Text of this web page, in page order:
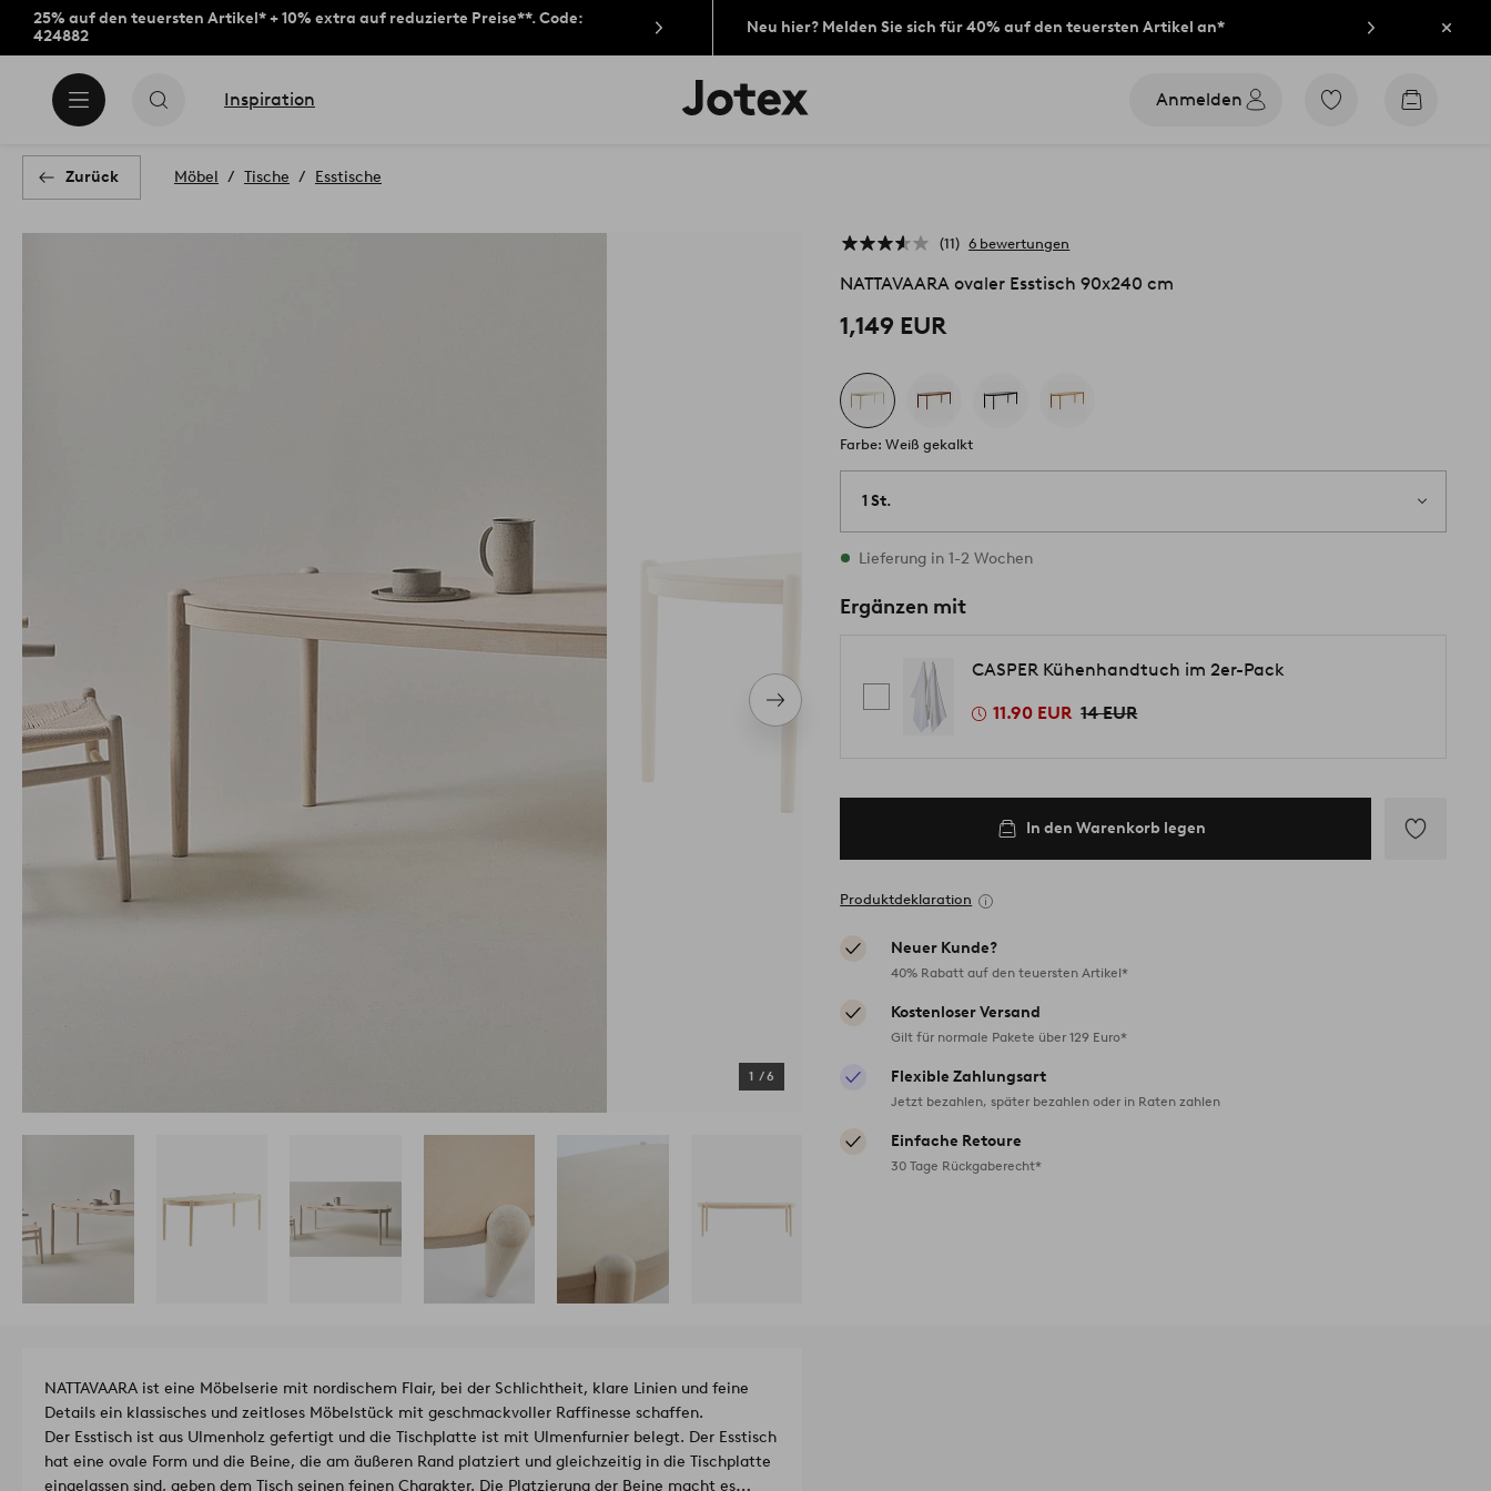
25% auf den teuersten Artikel* + 10% extra auf reduzierte Preise**. Code:
424882
Neu hier? Melden Sie sich für 40% auf den teuersten Artikel an*
Inspiration
Jotex-
Logo
Anmelden
Zu
Zum
Zurück Möbel Tische Esstische
Nächstes
Produkt
1 /6
11 6 bewertungen
NATTAVAARA ovaler Esstisch 90x240 cm
1,149 EUR
Farbe: Weiß gekalkt
1 St.
Vorrätig
Lieferung in 1-2 Wochen
Ergänzen mit
CASPER Kühenhandtuch im 2er-Pack
11.90 EUR 14 EUR
In den Warenkorb legen
Produktdeklaration
Neuer Kunde?
40% Rabatt auf den teuersten Artikel*
Kostenloser Versand
Gilt für normale Pakete über 129 Euro*
Flexible Zahlungsart
Jetzt bezahlen, später bezahlen oder in Raten zahlen
Einfache Retoure
30 Tage Rückgaberecht*
NATTAVAARA ist eine Möbelserie mit nordischem Flair, bei der Schlichtheit, klare Linien und feine
Details ein klassisches und zeitloses Möbelstück mit geschmackvoller Raffinesse schaffen.
Der Esstisch ist aus Ulmenholz gefertigt und die Tischplatte ist mit Ulmenfurnier belegt. Der Esstisch
hat eine ovale Form und die Beine, die am äußeren Rand platziert und gleichzeitig in die Tischplatte
eingelassen sind, geben dem Tisch seinen feinen Charakter. Die Platzierung der Beine macht es